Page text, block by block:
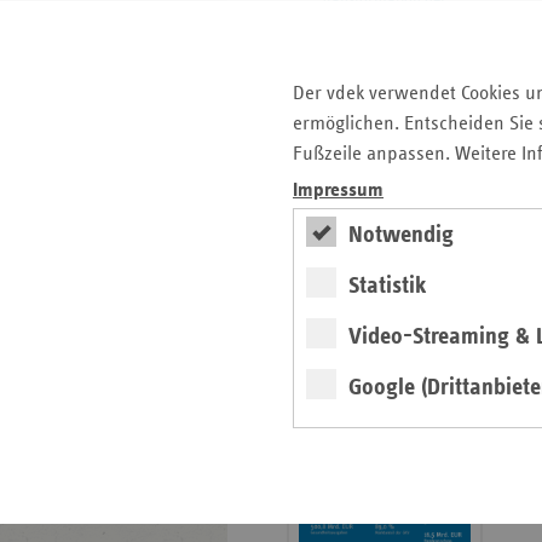
Der vdek verwendet Cookies
ermöglichen. Entscheiden
Fußzeile anpassen. Weitere
Impressum
Notwendig
Statistik
Video-Streaming &
Google
Archiv
Impressum Magazin
Informationen
erschienen
Broschüre